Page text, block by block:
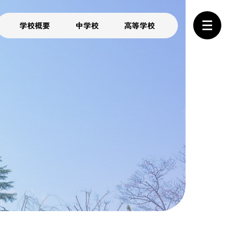
学校概要 中学校 高等学校